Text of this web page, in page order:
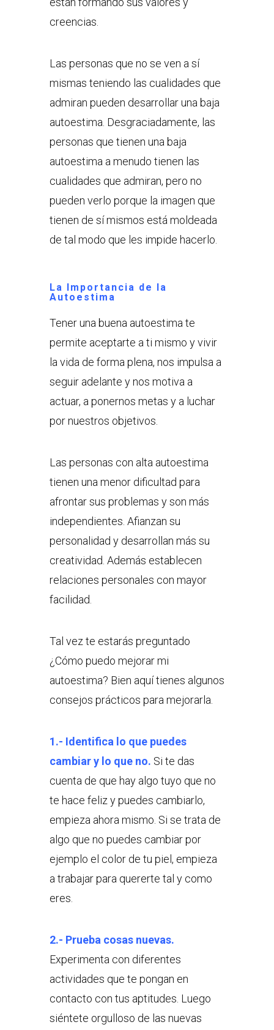
creencias.
Las personas que no se ven a sí
mismas teniendo las cualidades que
admiran pueden desarrollar una baja
autoestima. Desgraciadamente, las
personas que tienen una baja
autoestima a menudo tienen las
cualidades que admiran, pero no
pueden verlo porque la imagen que
tienen de sí mismos está moldeada
de tal modo que les impide hacerlo.
La Importancia de la
Autoestima
Tener una buena autoestima te
permite aceptarte a ti mismo y vivir
la vida de forma plena, nos impulsa a
seguir adelante y nos motiva a
actuar, a ponernos metas y a luchar
por nuestros objetivos.
Las personas con alta autoestima
tienen una menor dificultad para
afrontar sus problemas y son más
independientes. Afianzan su
personalidad y desarrollan más su
creatividad. Además establecen
relaciones personales con mayor
facilidad.
Tal vez te estarás preguntado
¿Cómo puedo mejorar mi
autoestima? Bien aquí tienes algunos
consejos prácticos para mejorarla.
1.- Identifica lo que puedes
cambiar y lo que no. Si te das
cuenta de que hay algo tuyo que no
te hace feliz y puedes cambiarlo,
empieza ahora mismo. Si se trata de
algo que no puedes cambiar por
ejemplo el color de tu piel, empieza
a trabajar para quererte tal y como
eres.
2.- Prueba cosas nuevas.
Experimenta con diferentes
actividades que te pongan en
contacto con tus aptitudes. Luego
siéntete orgulloso de las nuevas